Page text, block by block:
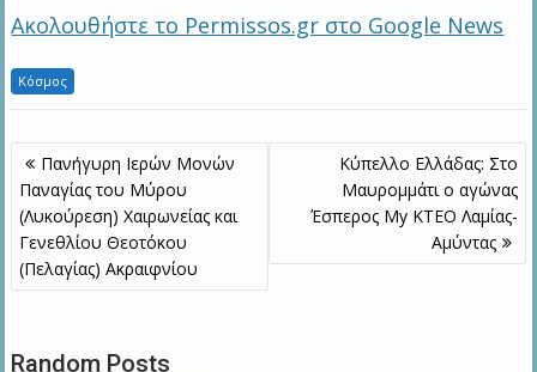
Ακολουθήστε το Permissos.gr στο Google News
Κόσμος
Πλοήγηση
άρθρων
Πανήγυρη Ιερών Μονών
Παναγίας του Μύρου
(Λυκούρεση) Χαιρωνείας και
Γενεθλίου Θεοτόκου
(Πελαγίας) Ακραιφνίου
Κύπελλο Ελλάδας: Στο
Μαυρομμάτι ο αγώνας
Έσπερος My ΚΤΕΟ Λαμίας-
Αμύντας
Random Posts